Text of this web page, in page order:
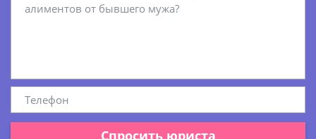
Спросить юриста